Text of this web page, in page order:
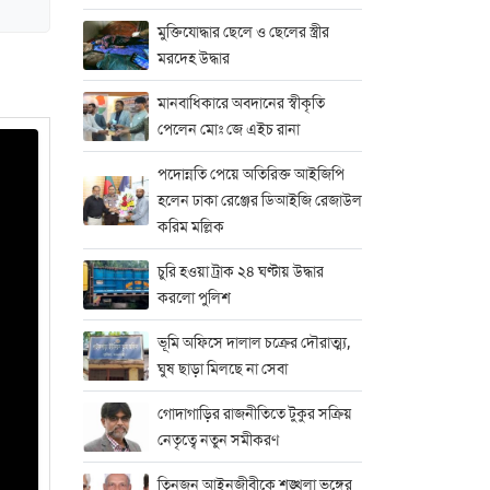
মুক্তিযোদ্ধার ছেলে ও ছেলের স্ত্রীর
মরদেহ উদ্ধার
মানবাধিকারে অবদানের স্বীকৃতি
পেলেন মোঃ জে এইচ রানা
পদোন্নতি পেয়ে অতিরিক্ত আইজিপি
হলেন ঢাকা রেঞ্জের ডিআইজি রেজাউল
করিম মল্লিক
চুরি হওয়া ট্রাক ২৪ ঘণ্টায় উদ্ধার
করলো পুলিশ
ভূমি অফিসে দালাল চক্রের দৌরাত্ম্য,
ঘুষ ছাড়া মিলছে না সেবা
গোদাগাড়ির রাজনীতিতে টুকুর সক্রিয়
নেতৃত্বে নতুন সমীকরণ
তিনজন আইনজীবীকে শৃঙ্খলা ভঙ্গের